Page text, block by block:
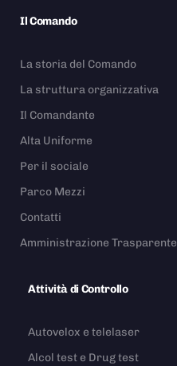
Il Comando
La storia del Comando
La struttura organizzativa
Il Comandante
Alta Uniforme
Per il sociale
Parco Mezzi
Contatti
Amministrazione Trasparente
Attività di Controllo
Autovelox e telelaser
Alcol test e Drug test